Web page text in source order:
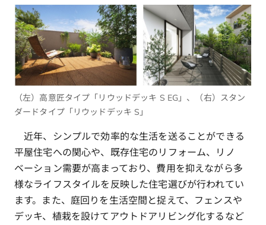
（左）高意匠タイプ「リウッドデッキ S EG」、（右）スタン
ダードタイプ「リウッドデッキ S」
近年、シンプルで効率的な生活を送ることができる
平屋住宅への関心や、既存住宅のリフォーム、リノ
ベーション需要が高まっており、費用を抑えながら多
様なライフスタイルを反映した住宅選びが行われてい
ます。また、庭回りを生活空間と捉えて、フェンスや
デッキ、植栽を設けてアウトドアリビング化するなど